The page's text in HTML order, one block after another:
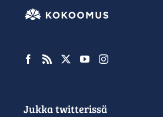
Jukka twitterissä